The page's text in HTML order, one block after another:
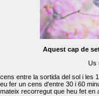
Aquest cap de
Us
entre la sortida del sol i les
fer un cens d'entre 30 i 60
mateix recorregut que heu fet en